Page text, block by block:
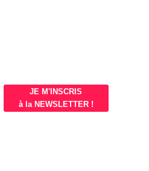
JE M'INSCRIS
à la NEWSLETTER !